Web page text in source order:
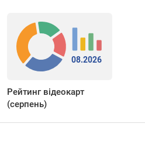
08.2026
Рейтинг відеокарт
(серпень)